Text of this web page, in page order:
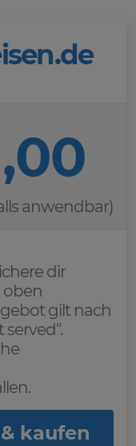
anwendbar)
dir
oben
gilt nach
kaufen